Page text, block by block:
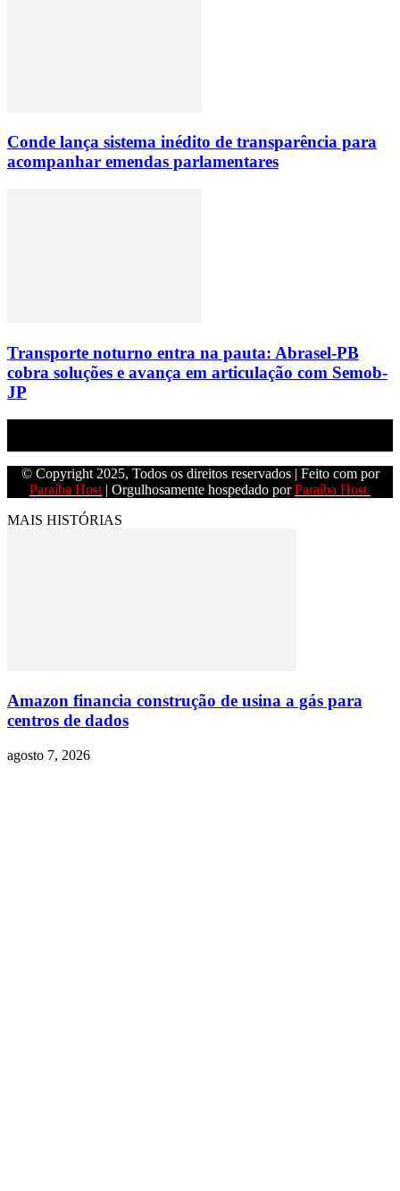
Conde lança sistema inédito de transparência para
acompanhar emendas parlamentares
Transporte noturno entra na pauta: Abrasel-PB
cobra soluções e avança em articulação com Semob-
JP
© Copyright 2025, Todos os direitos reservados | Feito com por
Paraíba Host | Orgulhosamente hospedado porParaíba Host.
MAIS HISTÓRIAS
Amazon financia construção de usina a gás para
centros de dados
agosto 7, 2026